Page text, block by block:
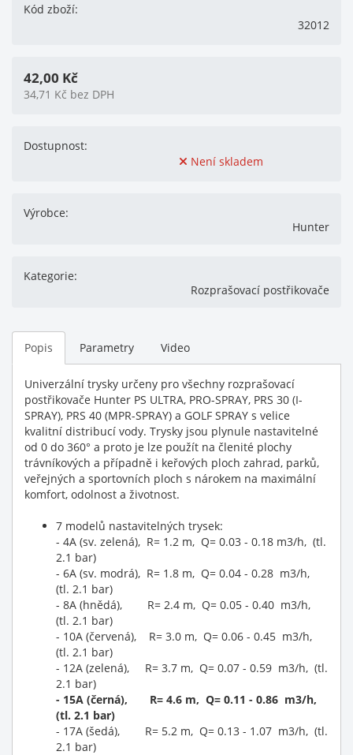
Kód zboží:
32012
42,00 Kč
34,71 Kč bez DPH
Dostupnost:
Není skladem
Výrobce:
Hunter
Kategorie:
Rozprašovací postřikovače
Popis Parametry Video
Univerzální trysky určeny pro všechny rozprašovací
postřikovače Hunter PS ULTRA, PRO-SPRAY, PRS 30 (I-
SPRAY), PRS 40 (MPR-SPRAY) a GOLF SPRAY s velice
kvalitní distribucí vody. Trysky jsou plynule nastavitelné
od 0 do 360° a proto je lze použít na členité plochy
trávníkových a případně i keřových ploch zahrad, parků,
veřejných a sportovních ploch s nárokem na maximální
komfort, odolnost a životnost.
7 modelů nastavitelných trysek:
- 4A (sv. zelená), R= 1.2 m, Q= 0.03 - 0.18 m3/h, (tl.
2.1 bar)
- 6A (sv. modrá), R= 1.8 m, Q= 0.04 - 0.28 m3/h,
(tl. 2.1 bar)
- 8A (hnědá), R= 2.4 m, Q= 0.05 - 0.40 m3/h,
(tl. 2.1 bar)
- 10A (červená), R= 3.0 m, Q= 0.06 - 0.45 m3/h,
(tl. 2.1 bar)
- 12A (zelená), R= 3.7 m, Q= 0.07 - 0.59 m3/h, (tl.
2.1 bar)
- 15A (černá), R= 4.6 m, Q= 0.11 - 0.86 m3/h,
(tl. 2.1 bar)
- 17A (šedá), R= 5.2 m, Q= 0.13 - 1.07 m3/h, (tl.
2.1 bar)